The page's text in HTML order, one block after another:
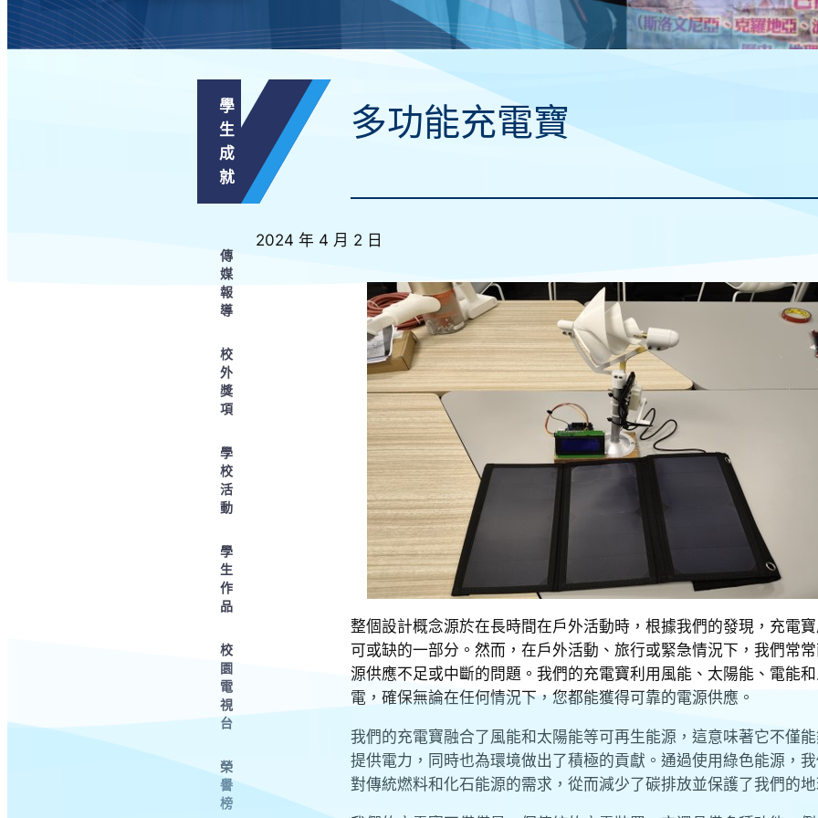
學
生
成
就
傳
媒
報
導
校
外
獎
項
學
校
活
動
學
生
作
品
校
園
電
視
台
榮
譽
榜
多功能充電寶
2024 年 4 月 2 日
整個設計概念源於在長時間在戶外活動時，根據我們的發現，充電
可或缺的一部分。然而，在戶外活動、旅行或緊急情況下，我們常
源供應不足或中斷的問題。我們的充電寶利用風能、太陽能、電能
電，確保無論在任何情況下，您都能獲得可靠的電源供應。
我們的充電寶融合了風能和太陽能等可再生能源，這意味著它不僅
提供電力，同時也為環境做出了積極的貢獻。通過使用綠色能源，
對傳統燃料和化石能源的需求，從而減少了碳排放並保護了我們的